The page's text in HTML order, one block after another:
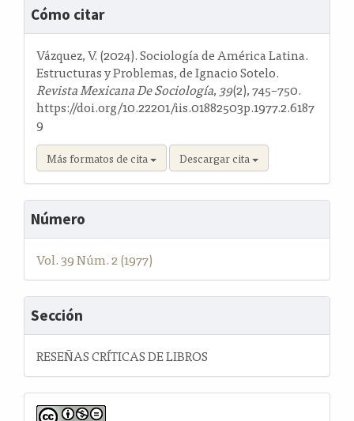
Detalles
del
artículo
Cómo citar
Vázquez, V. (2024). Sociología de América Latina.
Estructuras y Problemas, de Ignacio Sotelo.
Revista Mexicana De Sociología,39(2), 745–750.
https://doi.org/10.22201/iis.01882503p.1977.2.6187
9
Más formatos de cita Descargar cita
Número
Vol. 39 Núm. 2 (1977)
Sección
RESEÑAS CRÍTICAS DE LIBROS